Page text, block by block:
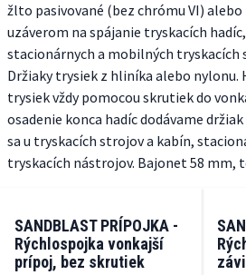
žlto pasivované (bez chrómu VI)
uzáverom na spájanie tryskacích
stacionárnych a mobilných tryskacích
Držiaky trysiek z hliníka alebo nylonu.
trysiek vždy pomocou skrutiek do
osadenie konca hadíc dodávame
sa u tryskacích strojov a kabín,
tryskacích nástrojov. Bajonet 58 mm,
SANDBLAST PRÍPOJKA -
Rýchlospojka vonkajší
prípoj, bez skrutiek